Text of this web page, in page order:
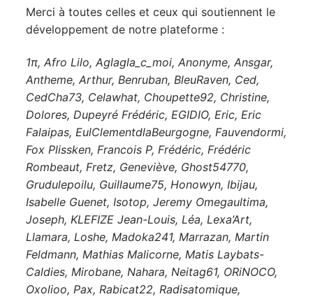
Merci à toutes celles et ceux qui soutiennent le
développement de notre plateforme :
1π, Afro Lilo, Aglagla_c_moi, Anonyme, Ansgar,
Antheme, Arthur, Benruban, BleuRaven, Ced,
CedCha73, Celawhat, Choupette92, Christine,
Dolores, Dupeyré Frédéric, EGIDIO, Eric, Eric
Falaipas, EulClementdlaBeurgogne, Fauvendormi,
Fox Plissken, Francois P, Frédéric, Frédéric
Rombeaut, Fretz, Geneviève, Ghost54770,
Grudulepoilu, Guillaume75, Honowyn, Ibijau,
Isabelle Guenet, Isotop, Jeremy Omegaultima,
Joseph, KLEFIZE Jean-Louis, Léa, Lexa’Art,
Llamara, Loshe, Madoka241, Marrazan, Martin
Feldmann, Mathias Malicorne, Matis Laybats-
Caldies, Mirobane, Nahara, Neitag61, ORiNOCO,
Oxolioo, Pax, Rabicat22, Radisatomique,